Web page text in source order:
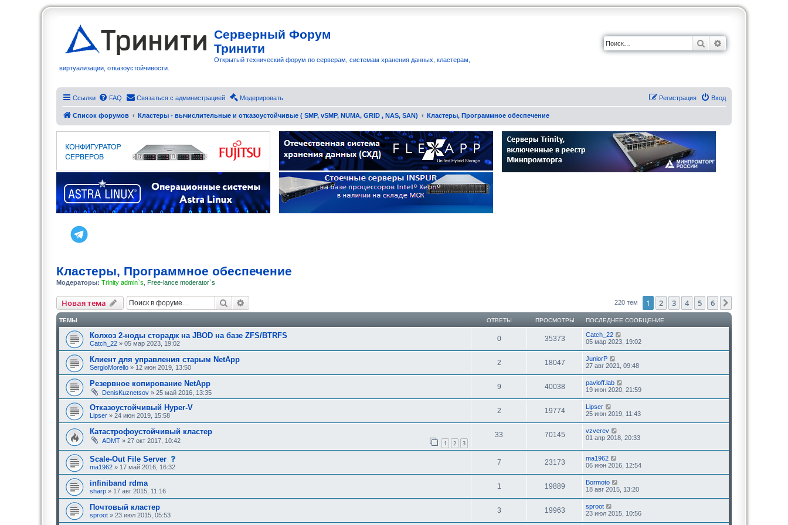
Серверный Форум
Тринити
Открытый технический форум по серверам, системам хранения данных, кластерам,
виртуализации, отказоустойчивости.
Поиск
Ссылки FAQ Связаться с администрацией Модерировать Вход
Регистрация
Список форумов Кластеры - вычислительные и отказоустойчивые ( SMP, vSMP, NUMA, GRID , NAS, SAN) Кластеры, Программное обеспечение
Кластеры, Программное обеспечение
Модераторы: Trinity admin`s Free-lance moderator`s
Новая тема Поиск 220 тем 1 2 3 4 5 6
ТЕМЫ ОТВЕТЫ ПРОСМОТРЫ ПОСЛЕДНЕЕ СООБЩЕНИЕ
Колхоз 2-ноды сторадж на JBOD на базе ZFS/BTRFS
Catch_22 » 05 мар 2023, 19:02
0 35373
Catch_22
05 мар 2023, 19:02
Клиент для управления старым NetApp
SergioMorello » 12 июн 2019, 13:50
2 18047
JuniorP
27 авг 2021, 09:48
Резервное копирование NetApp
DenisKuznetsov » 25 май 2016, 13:35
9 40038
pavloff.lab
19 июн 2020, 21:59
Отказоустойчивый Hyper-V
Lipser » 24 июн 2019, 15:58
2 19774
Lipser
25 июн 2019, 11:43
Катастрофоустойчивый кластер
ADMT » 27 окт 2017, 10:42 1 2 3
33 70145
vzverev
01 апр 2018, 20:33
Scale-Out File Server
н
,
ma1962 » 17 май 2016, 16:32
7 23173
ma1962
06 июн 2016, 12:54
infiniband rdma
sharp » 17 авг 2015, 11:16
1 19889
Bormoto
18 авг 2015, 13:20
Почтовый кластер
sproot » 23 июл 2015, 05:53
3 19963
sproot
23 июл 2015, 10:56